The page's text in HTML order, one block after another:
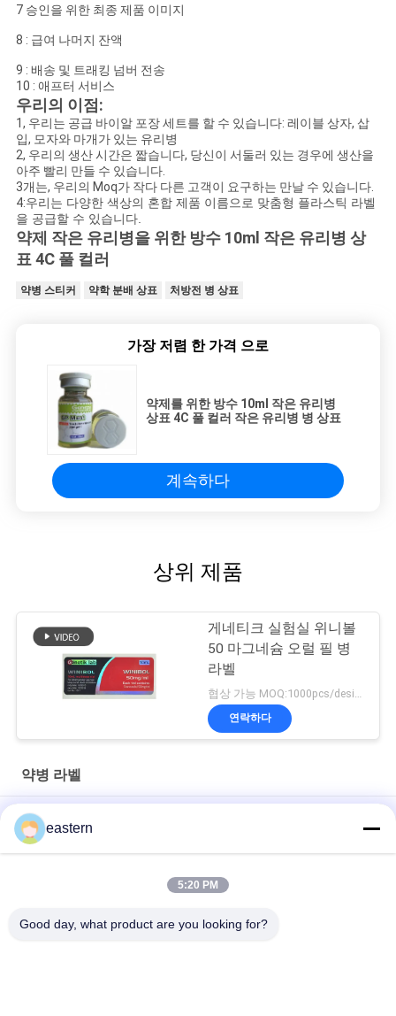
7 승인을 위한 최종 제품 이미지
8 : 급여 나머지 잔액
9 : 배송 및 트래킹 넘버 전송
10 : 애프터 서비스
우리의 이점:
1, 우리는 공급 바이알 포장 세트를 할 수 있습니다: 레이블 상자, 삽
입, 모자와 마개가 있는 유리병
2, 우리의 생산 시간은 짧습니다, 당신이 서둘러 있는 경우에 생산을
아주 빨리 만들 수 있습니다.
3개는, 우리의 Moq가 작다 다른 고객이 요구하는 만날 수 있습니다.
4:우리는 다양한 색상의 혼합 제품 이름으로 맞춤형 플라스틱 라벨
을 공급할 수 있습니다.
약제 작은 유리병을 위한 방수 10ml 작은 유리병 상
표 4C 풀 컬러
약병 스티커 약학 분배 상표 처방전 병 상표
가장 저렴 한 가격 으로
약제를 위한 방수 10ml 작은 유리병
상표 4C 풀 컬러 작은 유리병 병 상표
계속하다
상위 제품
게네티크 실험실 위니볼
50 마그네슘 오럴 필 병
라벨
연락하다
약병 라벨
경구용 시알리스 타달라필 100mg 라벨
SS-31 강한 접착제 라벨 펩타이드 플라스크 라벨
바이오멕스 실험실 기록저장소 동화작용 주문 제작된 브랜드와 광
eastern
5:20 PM
Good day, what product are you looking for?